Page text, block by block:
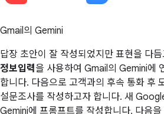
Gmail의 Gemini
답장 초안이 잘 작성되었지만 표현을 다
정보입력을 사용하여 Gmail의 Gemini에
합니다. 다음으로 고객과의 후속 통화 후
설문조사를 작성하고자 합니다. 새
Gemini에 프롬프트를 작성합니다. 다음